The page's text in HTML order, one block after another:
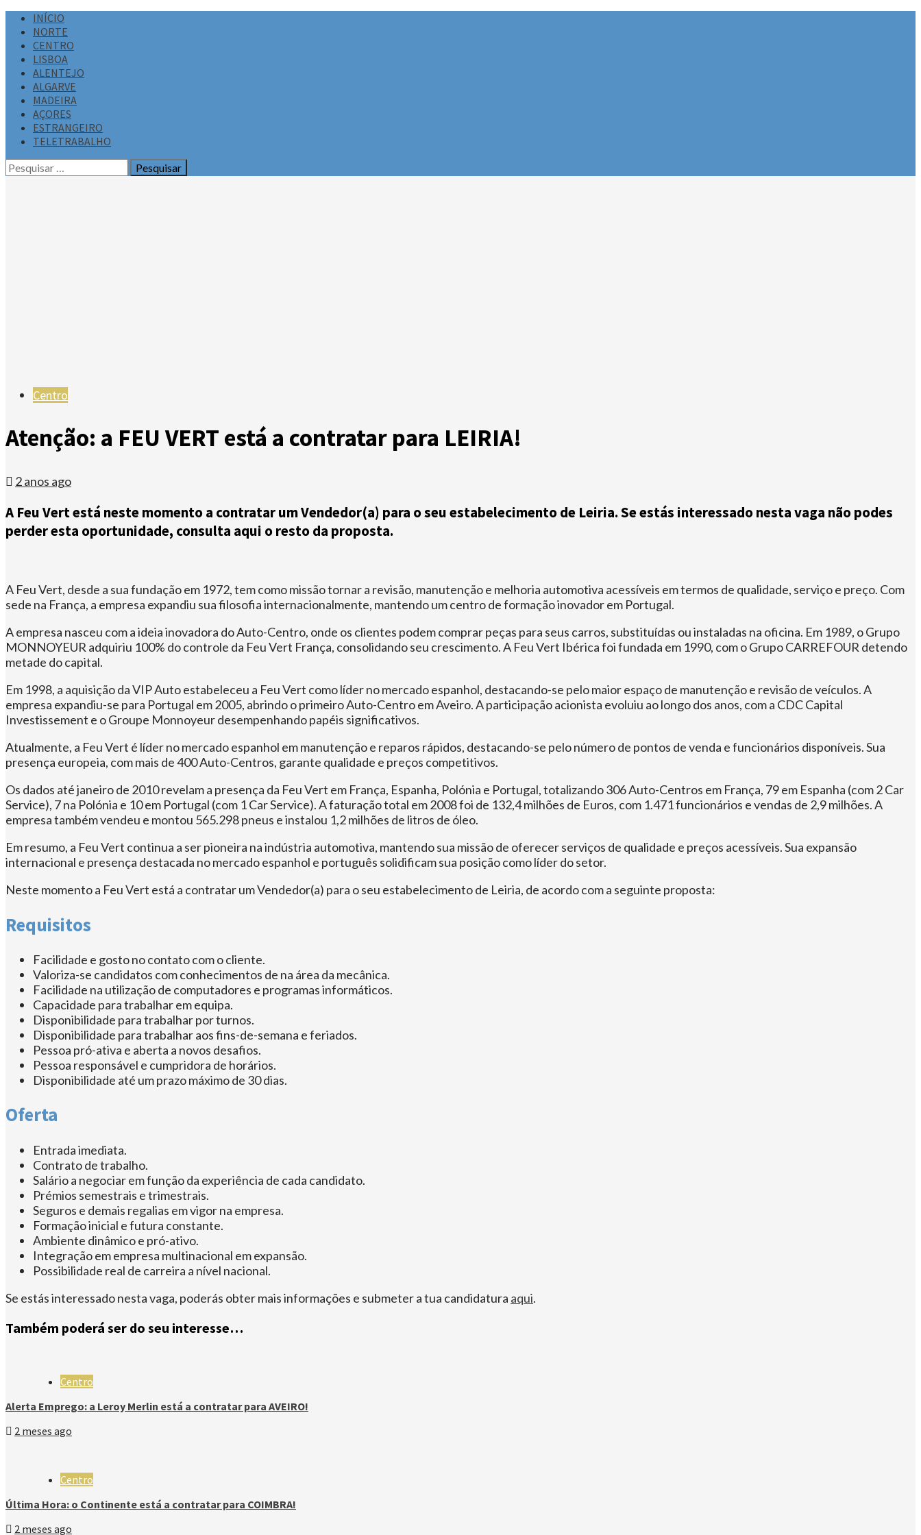
INÍCIO
NORTE
CENTRO
LISBOA
ALENTEJO
ALGARVE
MADEIRA
AÇORES
ESTRANGEIRO
TELETRABALHO
Centro
Atenção: a FEU VERT está a contratar para LEIRIA!
2 anos ago
A Feu Vert está neste momento a contratar um Vendedor(a) para o seu estabelecimento de Leiria. Se estás interessado nesta vaga não podes
perder esta oportunidade, consulta aqui o resto da proposta.
A Feu Vert, desde a sua fundação em 1972, tem como missão tornar a revisão, manutenção e melhoria automotiva acessíveis em termos de qualidade, serviço e preço. Com
sede na França, a empresa expandiu sua filosofia internacionalmente, mantendo um centro de formação inovador em Portugal.
A empresa nasceu com a ideia inovadora do Auto-Centro, onde os clientes podem comprar peças para seus carros, substituídas ou instaladas na oficina. Em 1989, o Grupo
MONNOYEUR adquiriu 100% do controle da Feu Vert França, consolidando seu crescimento. A Feu Vert Ibérica foi fundada em 1990, com o Grupo CARREFOUR detendo
metade do capital.
Em 1998, a aquisição da VIP Auto estabeleceu a Feu Vert como líder no mercado espanhol, destacando-se pelo maior espaço de manutenção e revisão de veículos. A
empresa expandiu-se para Portugal em 2005, abrindo o primeiro Auto-Centro em Aveiro. A participação acionista evoluiu ao longo dos anos, com a CDC Capital
Investissement e o Groupe Monnoyeur desempenhando papéis significativos.
Atualmente, a Feu Vert é líder no mercado espanhol em manutenção e reparos rápidos, destacando-se pelo número de pontos de venda e funcionários disponíveis. Sua
presença europeia, com mais de 400 Auto-Centros, garante qualidade e preços competitivos.
Os dados até janeiro de 2010 revelam a presença da Feu Vert em França, Espanha, Polónia e Portugal, totalizando 306 Auto-Centros em França, 79 em Espanha (com 2 Car
Service), 7 na Polónia e 10 em Portugal (com 1 Car Service). A faturação total em 2008 foi de 132,4 milhões de Euros, com 1.471 funcionários e vendas de 2,9 milhões. A
empresa também vendeu e montou 565.298 pneus e instalou 1,2 milhões de litros de óleo.
Em resumo, a Feu Vert continua a ser pioneira na indústria automotiva, mantendo sua missão de oferecer serviços de qualidade e preços acessíveis. Sua expansão
internacional e presença destacada no mercado espanhol e português solidificam sua posição como líder do setor.
Neste momento a Feu Vert está a contratar um Vendedor(a) para o seu estabelecimento de Leiria, de acordo com a seguinte proposta:
Requisitos
Facilidade e gosto no contato com o cliente.
Valoriza-se candidatos com conhecimentos de na área da mecânica.
Facilidade na utilização de computadores e programas informáticos.
Capacidade para trabalhar em equipa.
Disponibilidade para trabalhar por turnos.
Disponibilidade para trabalhar aos fins-de-semana e feriados.
Pessoa pró-ativa e aberta a novos desafios.
Pessoa responsável e cumpridora de horários.
Disponibilidade até um prazo máximo de 30 dias.
Oferta
Entrada imediata.
Contrato de trabalho.
Salário a negociar em função da experiência de cada candidato.
Prémios semestrais e trimestrais.
Seguros e demais regalias em vigor na empresa.
Formação inicial e futura constante.
Ambiente dinâmico e pró-ativo.
Integração em empresa multinacional em expansão.
Possibilidade real de carreira a nível nacional.
Se estás interessado nesta vaga, poderás obter mais informações e submeter a tua candidatura aqui.
Também poderá ser do seu interesse…
Centro
Alerta Emprego: a Leroy Merlin está a contratar para AVEIRO!
2 meses ago
Centro
Última Hora: o Continente está a contratar para COIMBRA!
2 meses ago